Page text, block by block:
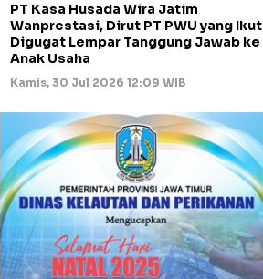
PT Kasa Husada Wira Jatim
Wanprestasi, Dirut PT PWU yang Ikut
Digugat Lempar Tanggung Jawab ke
Anak Usaha
Kamis, 30 Jul 2026 12:09 WIB